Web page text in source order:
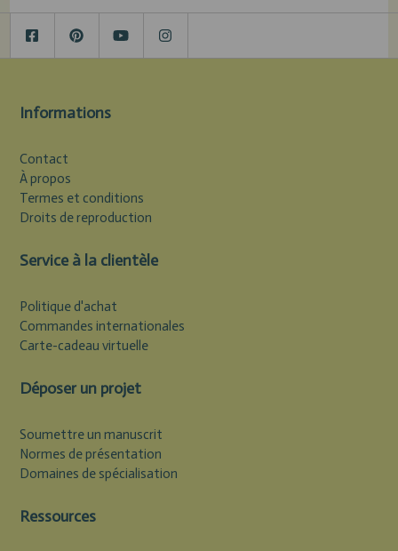
Informations
Contact
À propos
Termes et conditions
Droits de reproduction
Service à la clientèle
Politique d'achat
Commandes internationales
Carte-cadeau virtuelle
Déposer un projet
Soumettre un manuscrit
Normes de présentation
Domaines de spécialisation
Ressources